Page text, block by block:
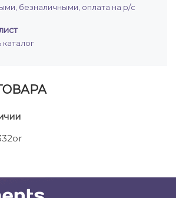
безналичными, оплата на р/с
каталог